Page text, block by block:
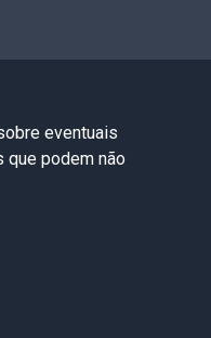
eventuais
podem não